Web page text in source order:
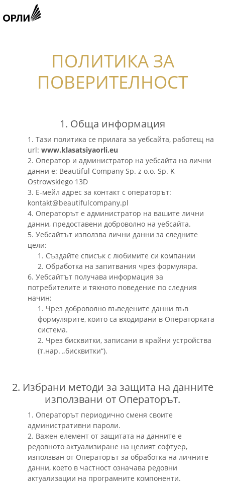
ПОЛИТИКА ЗА
ПОВЕРИТЕЛНОСТ
1. Обща информация
1. Тази политика се прилага за уебсайта, работещ на
url: www.klasatsiyaorli.eu
2. Оператор и администратор на уебсайта на лични
данни е: Beautiful Company Sp. z o.o. Sp. K
Ostrowskiego 13D
3. Е-мейл адрес за контакт с операторът:
kontakt@beautifulcompany.pl
4. Операторът е администратор на вашите лични
данни, предоставени доброволно на уебсайта.
5. Уебсайтът използва лични данни за следните
цели:
1. Създайте списък с любимите си компании
2. Обработка на запитвания чрез формуляра.
6. Уебсайтът получава информация за
потребителите и тяхното поведение по следния
начин:
1. Чрез доброволно въведените данни във
формулярите, които са входирани в Операторката
система.
2. Чрез бисквитки, записани в крайни устройства
(т.нар. „бисквитки“).
2. Избрани методи за защита на данните
използвани от Операторът.
1. Операторът периодично сменя своите
административни пароли.
2. Важен елемент от защитата на данните е
редовното актуализиране на целият софтуер,
използван от Операторът за обработка на личните
данни, което в частност означава редовни
актуализации на програмните компоненти.